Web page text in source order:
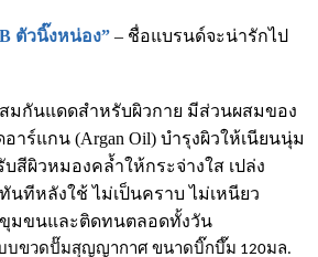
ตัวนิ๊งหน่อง” – ชื่อแบรนด์จะน่ารักไป
มกันแดดสำหรับผิวกาย มีส่วนผสมของ
าร์แกน (Argan Oil) บำรุงผิวให้เนียนนุ่ม
สีผิวหมองคล้ำให้กระจ่างใส เปล่ง
นทีหลังใช้ ไม่เป็นคราบ ไม่เหนียว
มขนและติดทนตลอดทั้งวัน
บขวดปั๊มสุญญากาศ ขนาดบิ๊กบึ๊ม 120มล.